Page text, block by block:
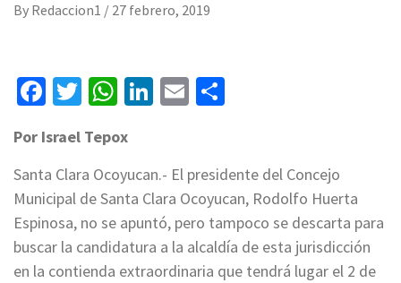
By Redaccion1 / 27 febrero, 2019
Facebook
Twitter
WhatsApp
LinkedIn
Email
Por Israel Tepox
Santa Clara Ocoyucan.- El presidente del Concejo
Municipal de Santa Clara Ocoyucan, Rodolfo Huerta
Espinosa, no se apuntó, pero tampoco se descarta para
buscar la candidatura a la alcaldía de esta jurisdicción
en la contienda extraordinaria que tendrá lugar el 2 de